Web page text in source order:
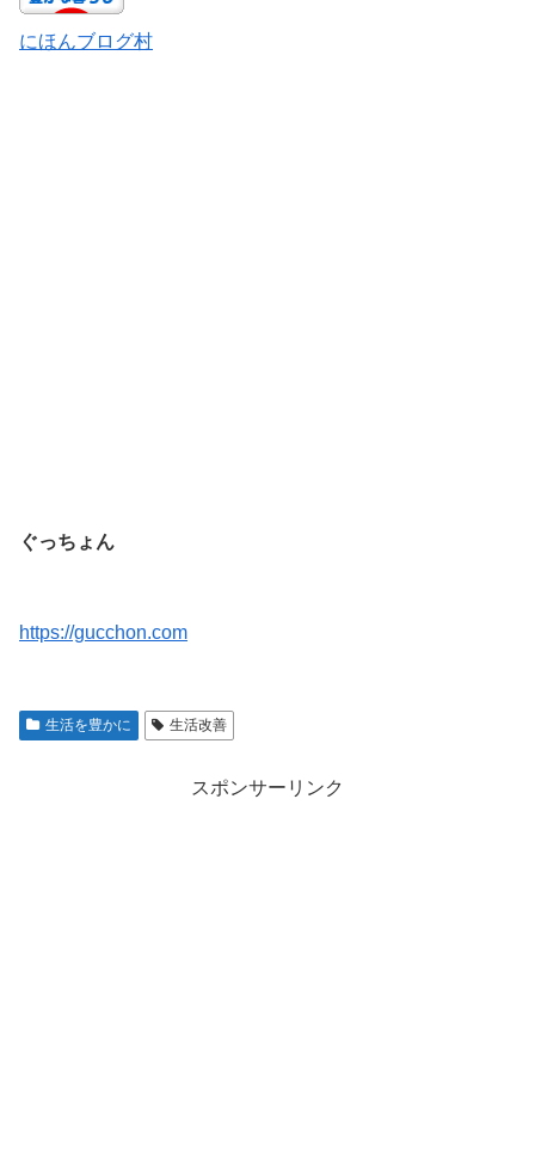
にほんブログ村
ぐっちょん
https://gucchon.com
生活を豊かに 生活改善
スポンサーリンク